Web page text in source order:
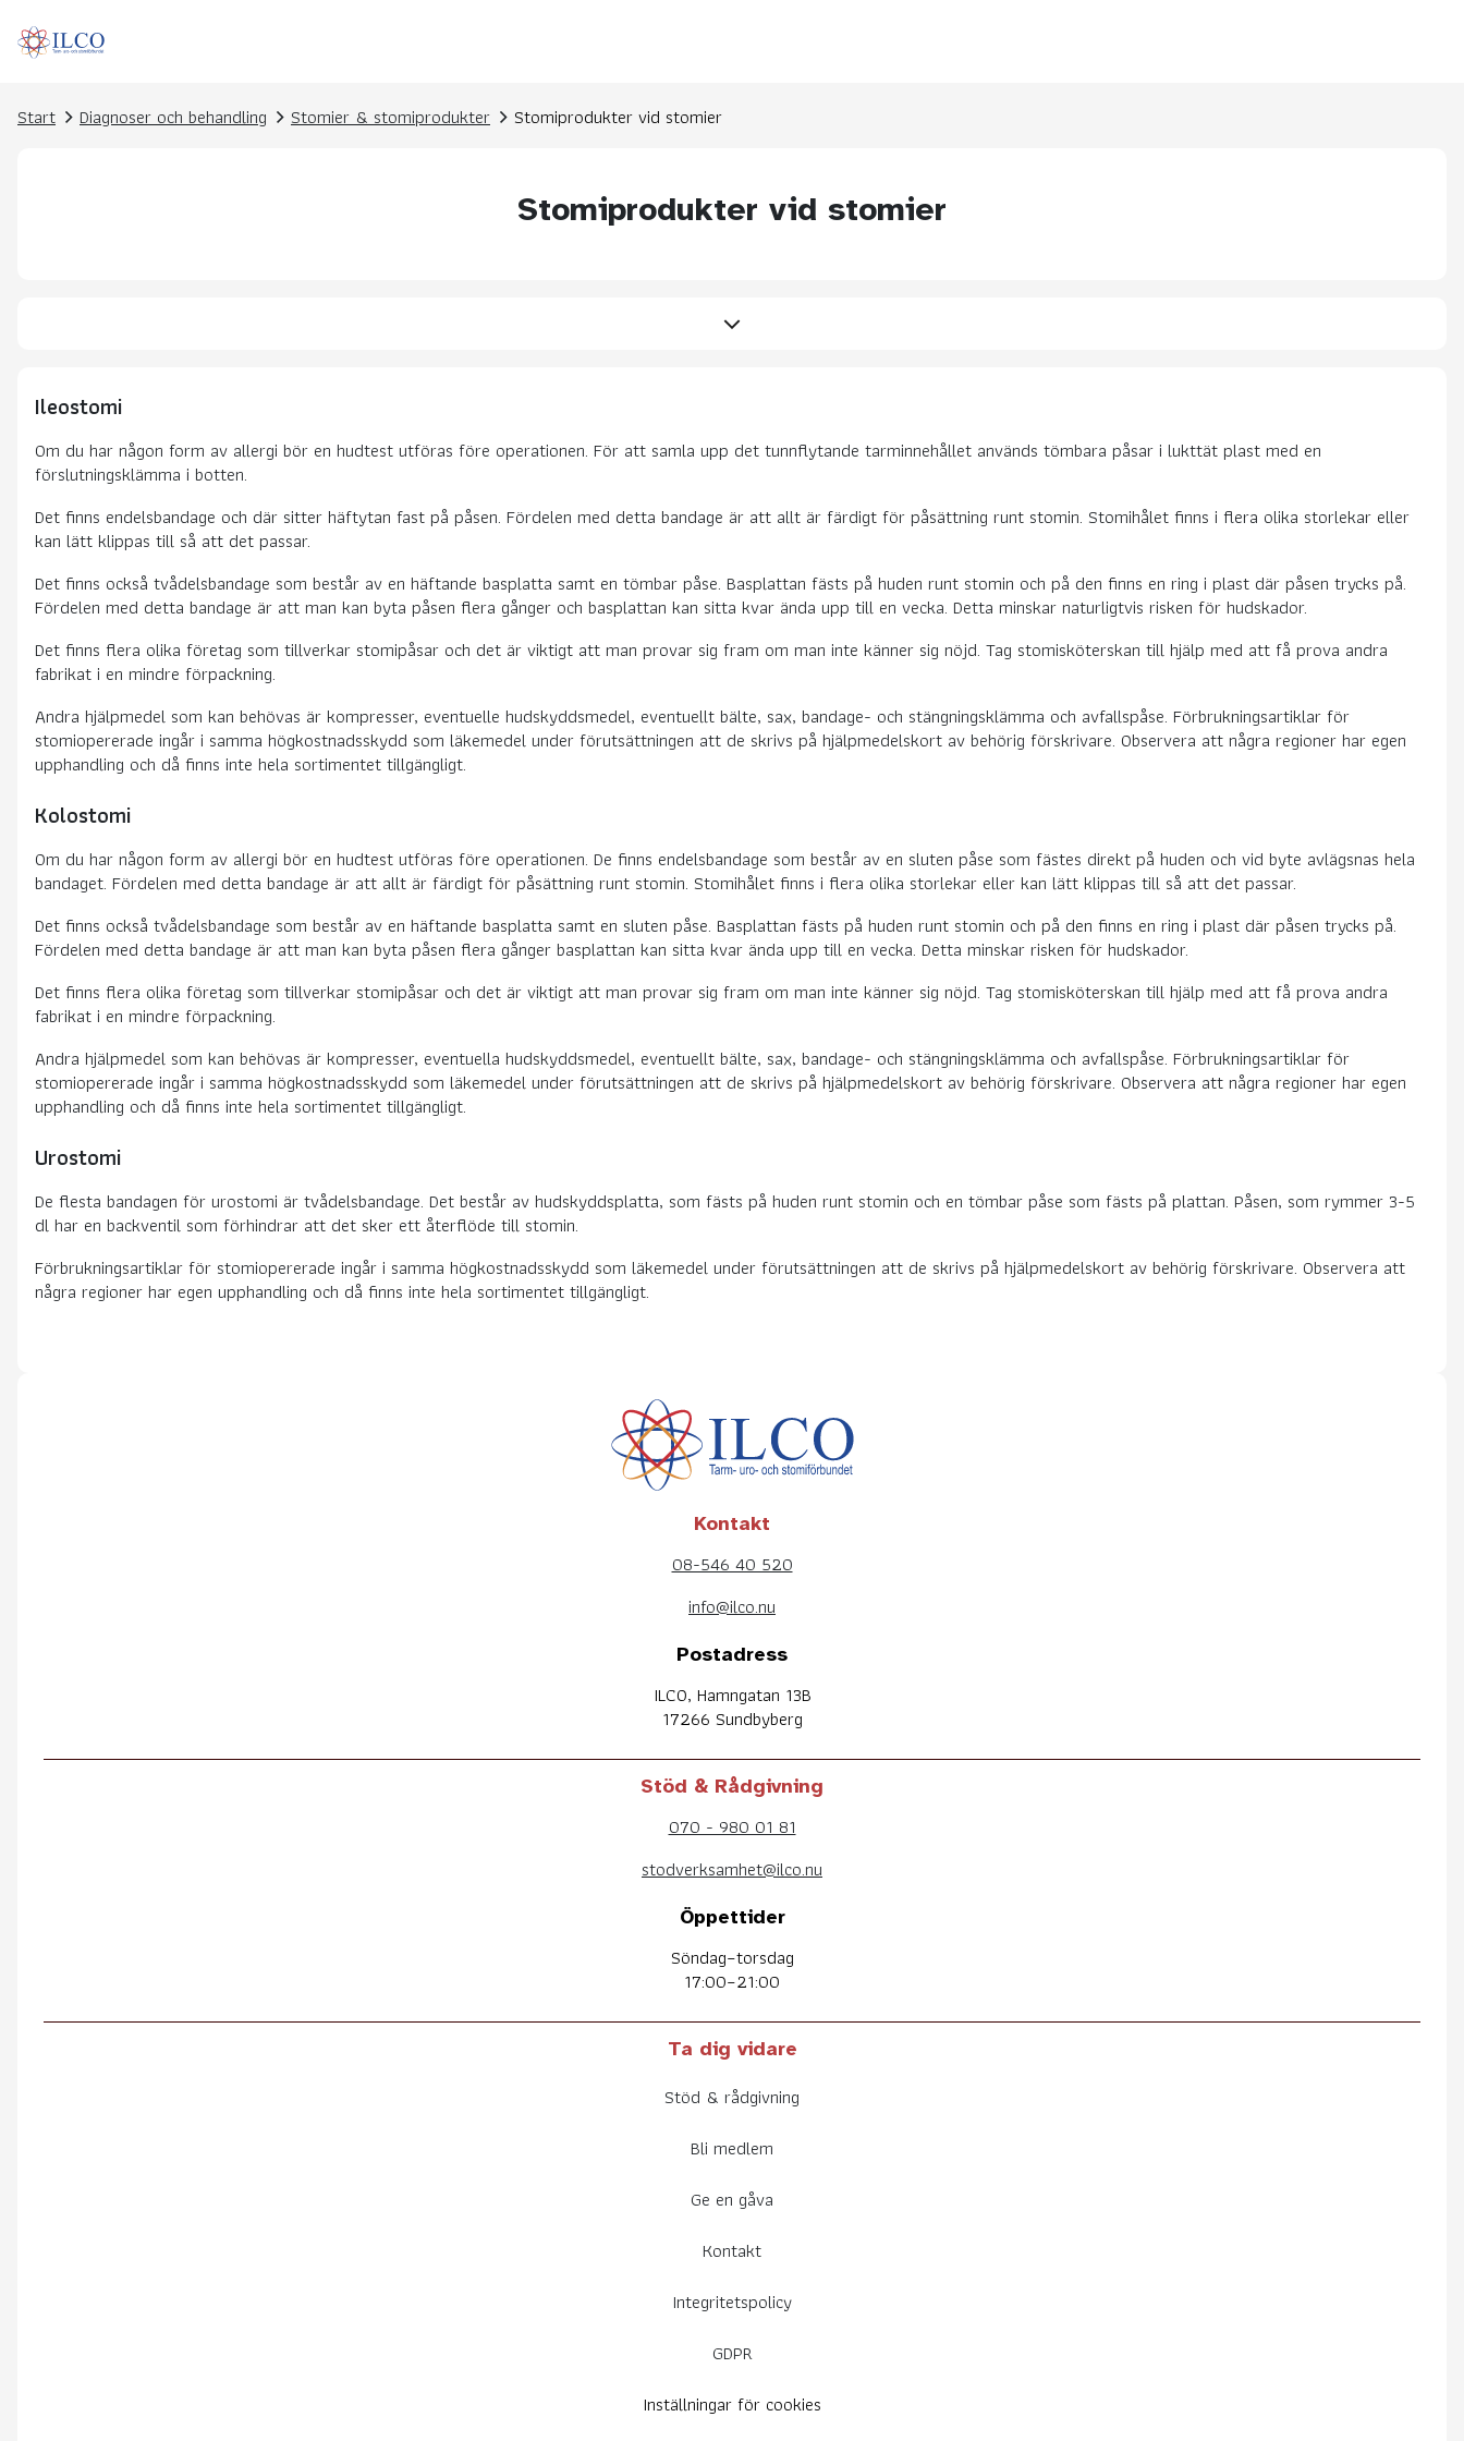
Start Diagnoser och behandling Stomier & stomiprodukter Stomiprodukter vid stomier
Stomiprodukter vid stomier
Ileostomi
Om du har någon form av allergi bör en hudtest utföras före operationen. För att samla upp det tunnflytande tarminnehållet används tömbara påsar i lukttät plast med en
förslutningsklämma i botten.
Det finns endelsbandage och där sitter häftytan fast på påsen. Fördelen med detta bandage är att allt är färdigt för påsättning runt stomin. Stomihålet finns i flera olika storlekar eller
kan lätt klippas till så att det passar.
Det finns också tvådelsbandage som består av en häftande basplatta samt en tömbar påse. Basplattan fästs på huden runt stomin och på den finns en ring i plast där påsen trycks på.
Fördelen med detta bandage är att man kan byta påsen flera gånger och basplattan kan sitta kvar ända upp till en vecka. Detta minskar naturligtvis risken för hudskador.
Det finns flera olika företag som tillverkar stomipåsar och det är viktigt att man provar sig fram om man inte känner sig nöjd. Tag stomisköterskan till hjälp med att få prova andra
fabrikat i en mindre förpackning.
Andra hjälpmedel som kan behövas är kompresser, eventuelle hudskyddsmedel, eventuellt bälte, sax, bandage- och stängningsklämma och avfallspåse. Förbrukningsartiklar för
stomiopererade ingår i samma högkostnadsskydd som läkemedel under förutsättningen att de skrivs på hjälpmedelskort av behörig förskrivare. Observera att några regioner har egen
upphandling och då finns inte hela sortimentet tillgängligt.
Kolostomi
Om du har någon form av allergi bör en hudtest utföras före operationen. De finns endelsbandage som består av en sluten påse som fästes direkt på huden och vid byte avlägsnas hela
bandaget. Fördelen med detta bandage är att allt är färdigt för påsättning runt stomin. Stomihålet finns i flera olika storlekar eller kan lätt klippas till så att det passar.
Det finns också tvådelsbandage som består av en häftande basplatta samt en sluten påse. Basplattan fästs på huden runt stomin och på den finns en ring i plast där påsen trycks på.
Fördelen med detta bandage är att man kan byta påsen flera gånger basplattan kan sitta kvar ända upp till en vecka. Detta minskar risken för hudskador.
Det finns flera olika företag som tillverkar stomipåsar och det är viktigt att man provar sig fram om man inte känner sig nöjd. Tag stomisköterskan till hjälp med att få prova andra
fabrikat i en mindre förpackning.
Andra hjälpmedel som kan behövas är kompresser, eventuella hudskyddsmedel, eventuellt bälte, sax, bandage- och stängningsklämma och avfallspåse. Förbrukningsartiklar för
stomiopererade ingår i samma högkostnadsskydd som läkemedel under förutsättningen att de skrivs på hjälpmedelskort av behörig förskrivare. Observera att några regioner har egen
upphandling och då finns inte hela sortimentet tillgängligt.
Urostomi
De flesta bandagen för urostomi är tvådelsbandage. Det består av hudskyddsplatta, som fästs på huden runt stomin och en tömbar påse som fästs på plattan. Påsen, som rymmer 3-5
dl har en backventil som förhindrar att det sker ett återflöde till stomin.
Förbrukningsartiklar för stomiopererade ingår i samma högkostnadsskydd som läkemedel under förutsättningen att de skrivs på hjälpmedelskort av behörig förskrivare. Observera att
några regioner har egen upphandling och då finns inte hela sortimentet tillgängligt.
Kontakt
08-546 40 520
info@ilco.nu
Postadress
ILCO, Hamngatan 13B
17266 Sundbyberg
Stöd & Rådgivning
070 - 980 01 81
stodverksamhet@ilco.nu
Öppettider
Söndag–torsdag
17:00–21:00
Ta dig vidare
Stöd & rådgivning
Bli medlem
Ge en gåva
Kontakt
Integritetspolicy
GDPR
Inställningar för cookies